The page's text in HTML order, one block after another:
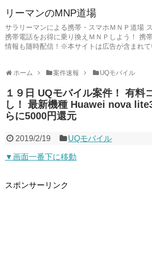
リーマンのMNP道場
サラリーマンによる携帯・スマホＭＮＰ道場
携帯電話をお得に乗り換えＭＮＰしよう！ 携
情報も随時配信！※本サイトは広告が含まれて
ホーム 案件速報 UQモバイル
１９日 UQモバイル案件！ 有料
し！ 最新機種 Huawei nova
らに5000円還元
2019/2/19 UQモバイル
▼画面一番下に移動
スポンサーリンク